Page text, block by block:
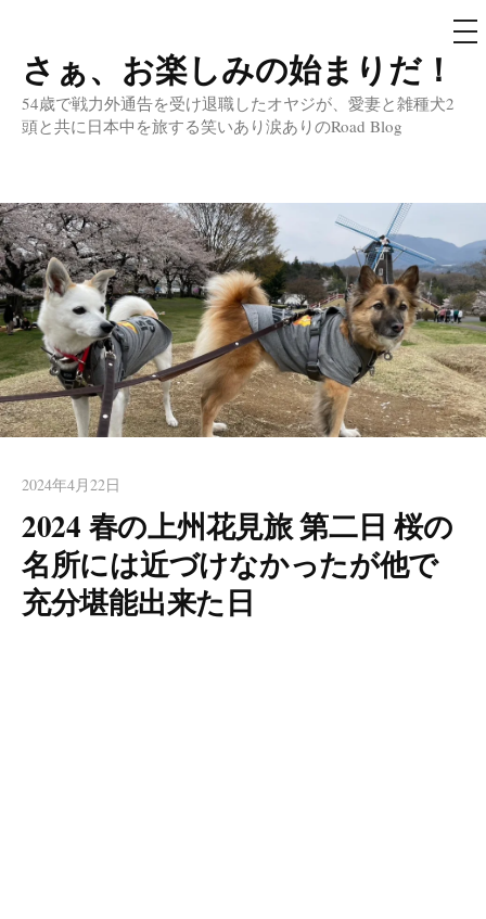
コ
ン
テ
へ
ス
キ
ッ
プ
さぁ、お楽しみの始まりだ！
54歳で戦力外通告を受け退職したオヤジが、愛妻と雑種犬2
頭と共に日本中を旅する笑いあり涙ありのRoad Blog
メ
ニ
2024年4月22日
2024 春の上州花見旅 第二日 桜の
名所には近づけなかったが他で
充分堪能出来た日